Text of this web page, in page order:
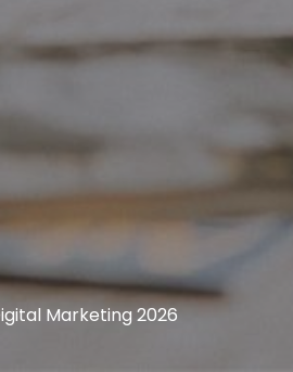
Marketing 2026